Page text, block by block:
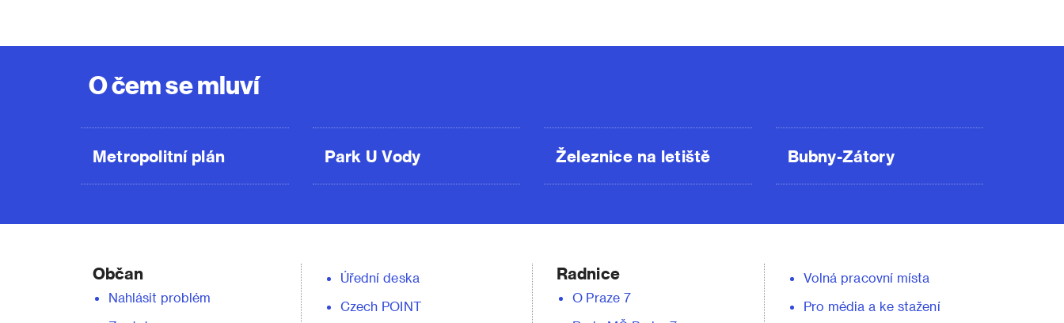
O čem se mluví
Metropolitní plán Park U Vody Železnice na letiště Bubny-Zátory
Občan
Nahlásit problém
Úřední deska
Czech POINT
Radnice
O Praze 7
Volná pracovní místa
Pro média a ke stažení